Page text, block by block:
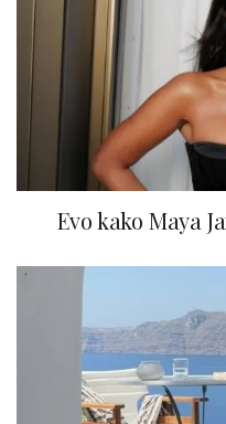
Evo kako Maya